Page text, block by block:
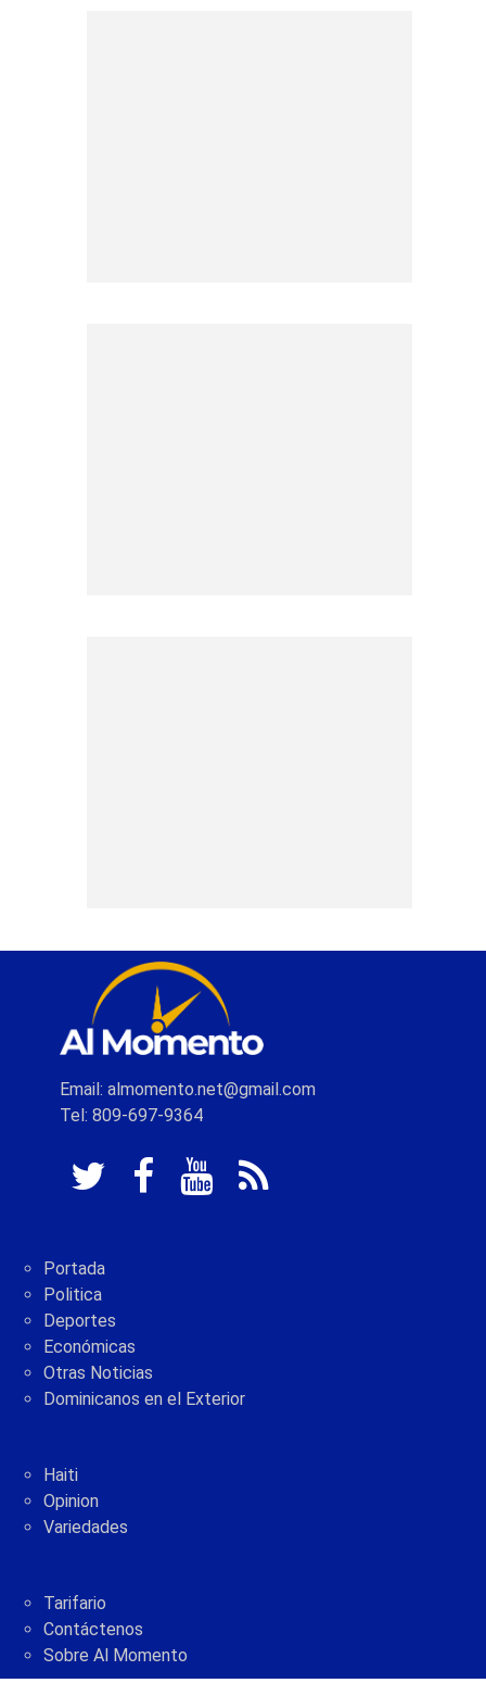
Email: almomento.net@gmail.com
Tel: 809-697-9364
Portada
Politica
Deportes
Económicas
Otras Noticias
Dominicanos en el Exterior
Haiti
Opinion
Variedades
Tarifario
Contáctenos
Sobre Al Momento